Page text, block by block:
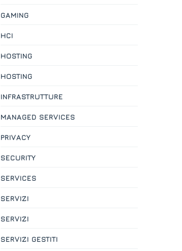
GAMING
HCI
HOSTING
HOSTING
INFRASTRUTTURE
MANAGED SERVICES
PRIVACY
SECURITY
SERVICES
SERVIZI
SERVIZI
SERVIZI GESTITI